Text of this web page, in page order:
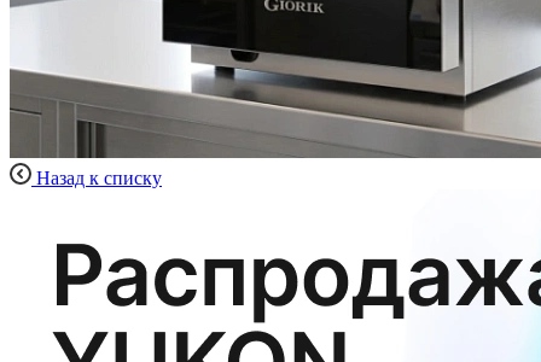
Назад к списку